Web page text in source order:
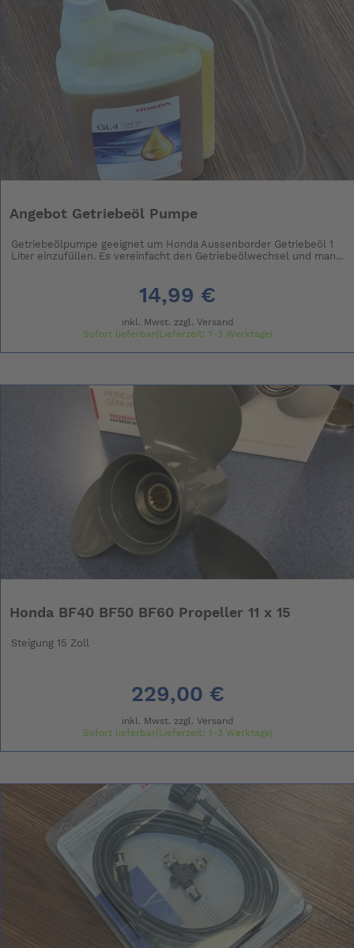
Angebot Getriebeöl Pumpe
Getriebeölpumpe geeignet um Honda Aussenborder Getriebeöl 1
Liter einzufüllen. Es vereinfacht den Getriebeölwechsel und man...
14,99 €
inkl. Mwst. zzgl. Versand
Sofort lieferbar(Lieferzeit: 1-3 Werktage)
Honda BF40 BF50 BF60 Propeller 11 x 15
Steigung 15 Zoll
229,00 €
inkl. Mwst. zzgl. Versand
Sofort lieferbar(Lieferzeit: 1-3 Werktage)